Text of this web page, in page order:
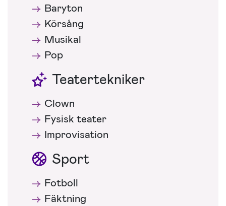
Baryton
Körsång
Musikal
Pop
Teatertekniker
Clown
Fysisk teater
Improvisation
Sport
Fotboll
Fäktning